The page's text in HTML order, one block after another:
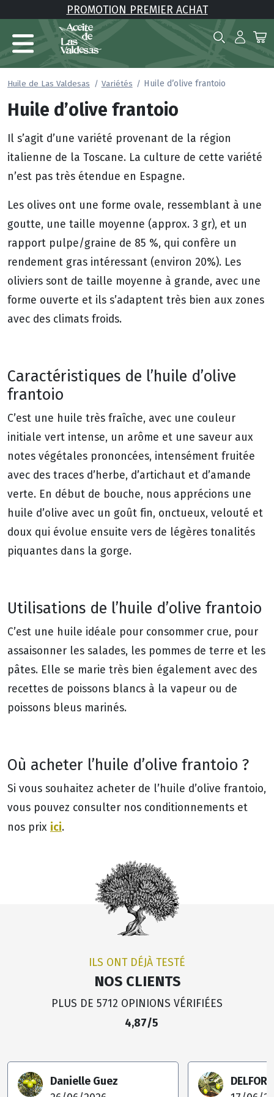
PROMOTION PREMIER ACHAT
Huile de Las Valdesas Variétés Huile d’olive frantoio
Huile d’olive frantoio
Il s’agit d’une variété provenant de la région
italienne de la Toscane. La culture de cette variété
n’est pas très étendue en Espagne.
Les olives ont une forme ovale, ressemblant à une
goutte, une taille moyenne (approx. 3 gr), et un
rapport pulpe/graine de 85 %, qui confère un
rendement gras intéressant (environ 20%). Les
oliviers sont de taille moyenne à grande, avec une
forme ouverte et ils s’adaptent très bien aux zones
avec des climats froids.
Caractéristiques de l’huile d’olive
frantoio
C’est une huile très fraîche, avec une couleur
initiale vert intense, un arôme et une saveur aux
notes végétales prononcées, intensément fruitée
avec des traces d’herbe, d’artichaut et d’amande
verte. En début de bouche, nous apprécions une
huile d’olive avec un goût fin, onctueux, velouté et
doux qui évolue ensuite vers de légères tonalités
piquantes dans la gorge.
Utilisations de l’huile d’olive frantoio
C’est une huile idéale pour consommer crue, pour
assaisonner les salades, les pommes de terre et les
pâtes. Elle se marie très bien également avec des
recettes de poissons blancs à la vapeur ou de
poissons bleus marinés.
Où acheter l’huile d’olive frantoio ?
Si vous souhaitez acheter de l’huile d’olive frantoio,
vous pouvez consulter nos conditionnements et
nos prix ici.
ILS ONT DÉJÀ TESTÉ
NOS CLIENTS
PLUS DE 5712 OPINIONS VÉRIFIÉES
4,87/5
Danielle Guez